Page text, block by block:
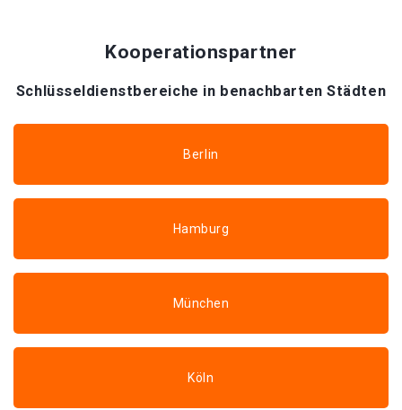
Kooperationspartner
Schlüsseldienstbereiche in benachbarten Städten
Berlin
Hamburg
München
Köln